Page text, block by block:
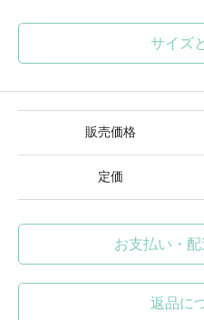
サイズ
販売価格
定価
お支払い・
返品に